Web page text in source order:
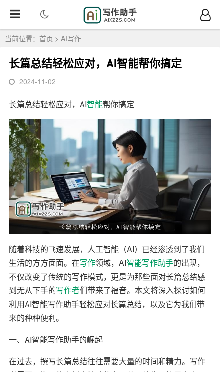
当前位置： 首页 > AI写作
长篇总结轻松应对，AI智能帮你搞定
2024-11-02
长篇总结轻松应对，AI智能帮你搞定
随着科技的飞速发展，人工智能（AI）已经渗透到了我们
生活的方方面面。在写作领域，AI智能写作助手的出现，
不仅改变了传统的写作模式，更是为那些面对长篇总结感
到无从下手的写作者们带来了福音。本文将深入探讨如何
利用AI智能写作助手轻松应对长篇总结，以及它为我们带
来的种种便利。
一、AI智能写作助手的崛起
在过去，撰写长篇总结往往需要大量的时间和精力。写作